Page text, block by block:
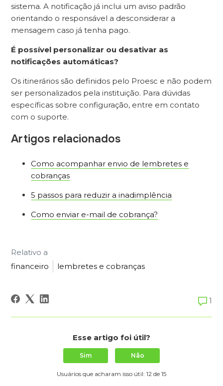
sistema. A notificação já inclui um aviso padrão
orientando o responsável a desconsiderar a
mensagem caso já tenha pago.
É possível personalizar ou desativar as
notificações automáticas?
Os itinerários são definidos pelo Proesc e não podem
ser personalizados pela instituição. Para dúvidas
específicas sobre configuração, entre em contato
com o suporte.
Artigos relacionados
Como acompanhar envio de lembretes e
cobranças
5 passos para reduzir a inadimplência
Como enviar e-mail de cobrança?
Relativo a
financeiro
lembretes e cobranças
1
Esse artigo foi útil?
Sim Não
Usuários que acharam isso útil: 12 de 15